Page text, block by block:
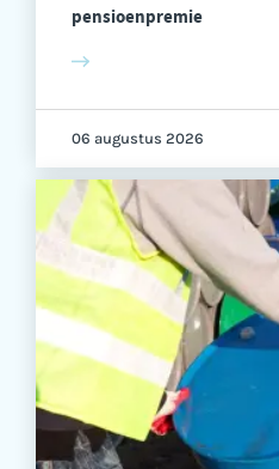
pensioenpremie
06 augustus 2026